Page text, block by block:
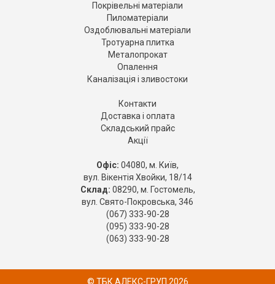
Покрівельні матеріали
Пиломатеріали
Оздоблювальні матеріали
Тротуарна плитка
Металопрокат
Опалення
Каналізація і зливостоки
Контакти
Доставка і оплата
Складський прайс
Акції
Офіс: 04080, м. Київ,
вул. Вікентія Хвойки, 18/14
Склад: 08290, м. Гостомель,
вул. Свято-Покровська, 346
(067) 333-90-28
(095) 333-90-28
(063) 333-90-28
© ТБК АЛЕКС-ГРУП 2026